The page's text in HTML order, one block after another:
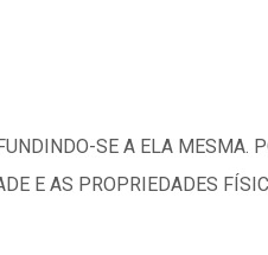
SE A ELA MESMA.
E AS PROPRIEDADES